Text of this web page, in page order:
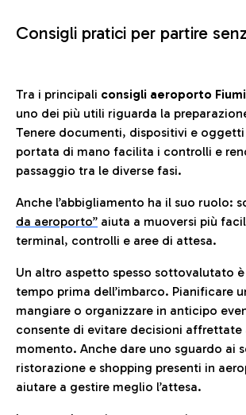
Consigli pratici per partire
Tra i principali consigli aeroporto
uno dei più utili riguarda la
Tenere documenti, dispositivi e oggetti
portata di mano facilita i controlli e
passaggio tra le diverse fasi.
Anche l’abbigliamento ha il suo ruolo:
da aeroporto” aiuta a muoversi più
terminal, controlli e aree di attesa.
Un altro aspetto spesso sottovalutato
tempo prima dell’imbarco. Pianificare
mangiare o organizzare in anticipo
consente di evitare decisioni affrettate
momento. Anche dare uno sguardo ai
ristorazione e shopping presenti in
aiutare a gestire meglio l’attesa.